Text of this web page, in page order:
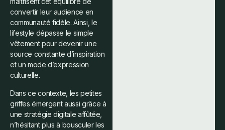
convertir leur audience en
communauté fidèle. Ainsi, le
lifestyle dépasse le simple
vêtement pour devenir une
source constante d’inspiration
et un mode d’expression
culturelle.
Dans ce contexte, les petites
griffes émergent aussi grâce à
une stratégie digitale affûtée,
n’hésitant plus à bousculer les